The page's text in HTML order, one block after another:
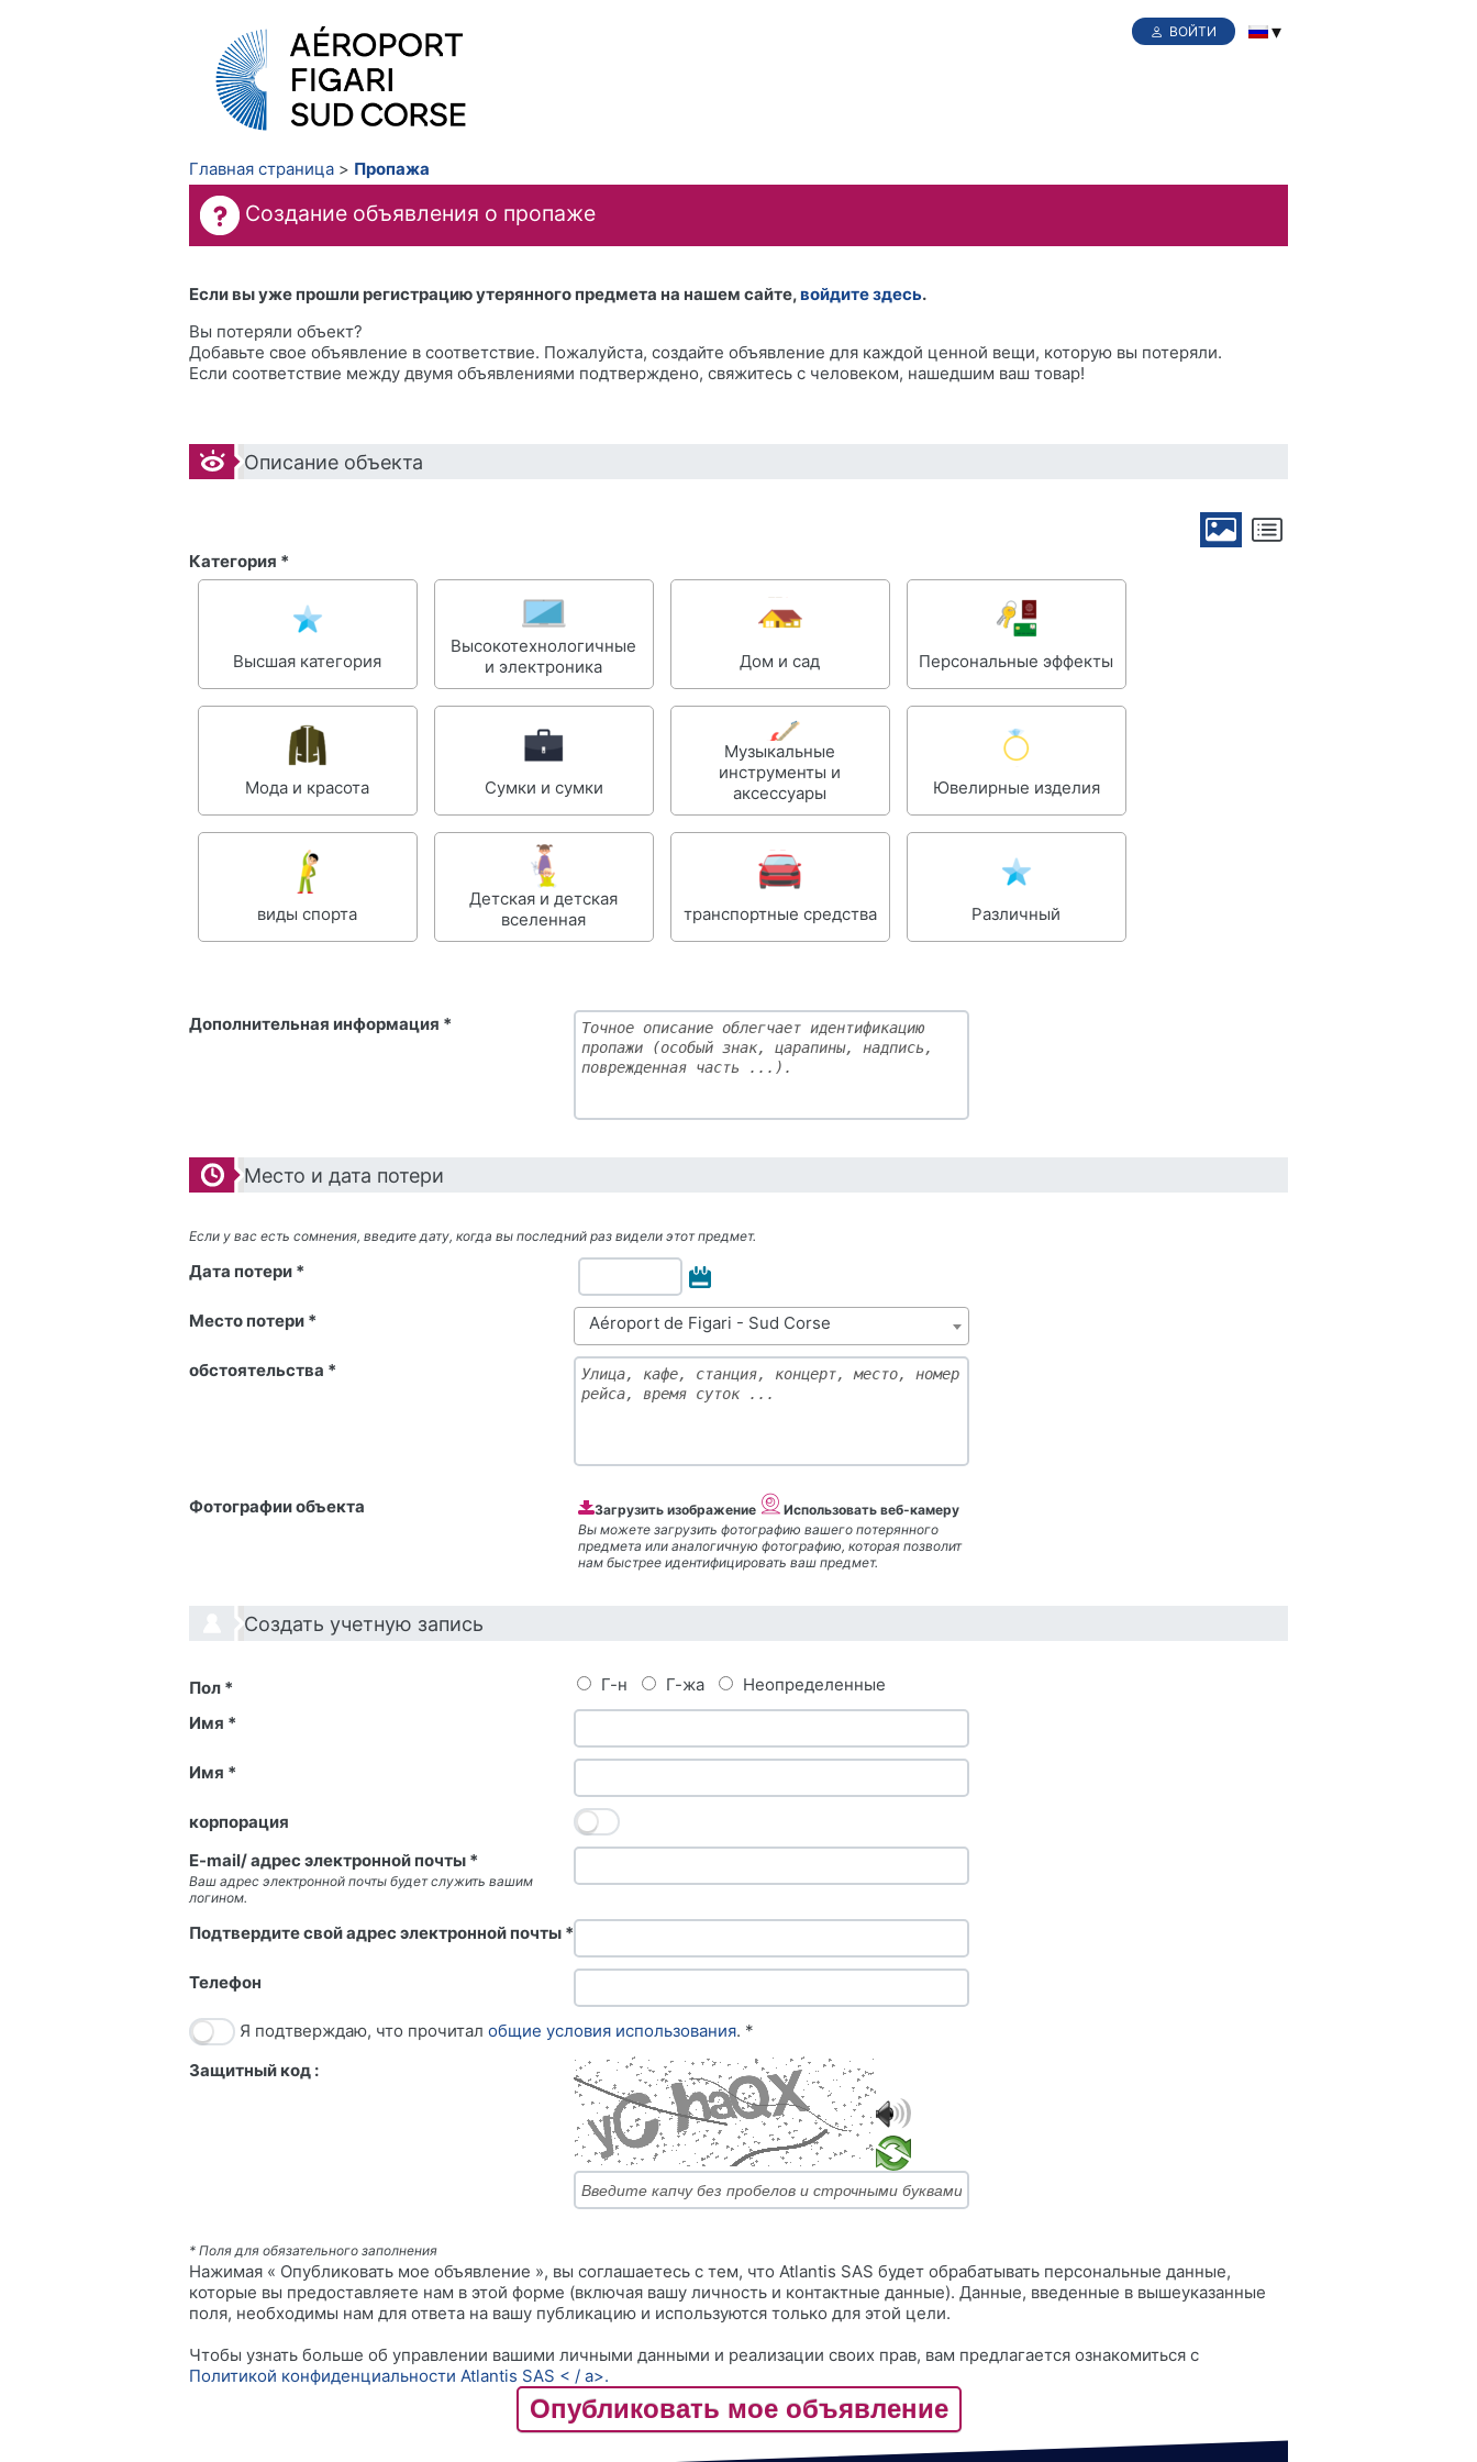
ВОЙТИ
Главная страница Пропажа
Создание объявления о пропаже
Если вы уже прошли регистрацию утерянного предмета на нашем сайте,войдите здесь.
Вы потеряли объект?
Добавьте свое объявление в соответствие. Пожалуйста, создайте объявление для каждой ценной вещи, которую вы потеряли.
Если соответствие между двумя объявлениями подтверждено, свяжитесь с человеком, нашедшим ваш товар!
Описание объекта
Категория *
Высшая категория
Высокотехнологичные
и электроника
Дом и сад Персональные эффекты
Мода и красота Сумки и сумки
Музыкальные
инструменты и
аксессуары
Ювелирные изделия
виды спорта
Детская и детская
вселенная
транспортные средства Различный
Дополнительная информация *
Место и дата потери
Если у вас есть сомнения, введите дату, когда вы последний раз видели этот предмет.
Дата потери *
Место потери * Aéroport de Figari - Sud Corse
обстоятельства *
Фотографии объекта Загрузить изображение
Использовать веб-камеру
Вы можете загрузить фотографию вашего потерянного
предмета или аналогичную фотографию, которая позволит
нам быстрее идентифицировать ваш предмет.
Создать учетную запись
Пол * Г-н Г-жа
Неопределенные
Имя *
Имя *
корпорация
E-mail/ адрес электронной почты *
Ваш адрес электронной почты будет служить вашим
логином.
Подтвердите свой адрес электронной почты *
Телефон
Я подтверждаю, что прочитал общие условия использования. *
Защитный код :
* Поля для обязательного заполнения
Нажимая « Опубликовать мое объявление », вы соглашаетесь с тем, что Atlantis SAS будет обрабатывать персональные данные,
которые вы предоставляете нам в этой форме (включая вашу личность и контактные данные). Данные, введенные в вышеуказанные
поля, необходимы нам для ответа на вашу публикацию и используются только для этой цели.
Чтобы узнать больше об управлении вашими личными данными и реализации своих прав, вам предлагается ознакомиться с
Политикой конфиденциальности Atlantis SAS < / а>.
Опубликовать мое объявление